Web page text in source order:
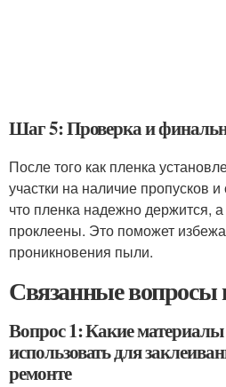
Шаг 5: Проверка и
После того как пленка
участки на наличие пропусков
что пленка надежно держится,
проклеены. Это поможет
проникновения пыли.
Связанные вопросы
Вопрос 1: Какие материалы
использовать для
ремонте